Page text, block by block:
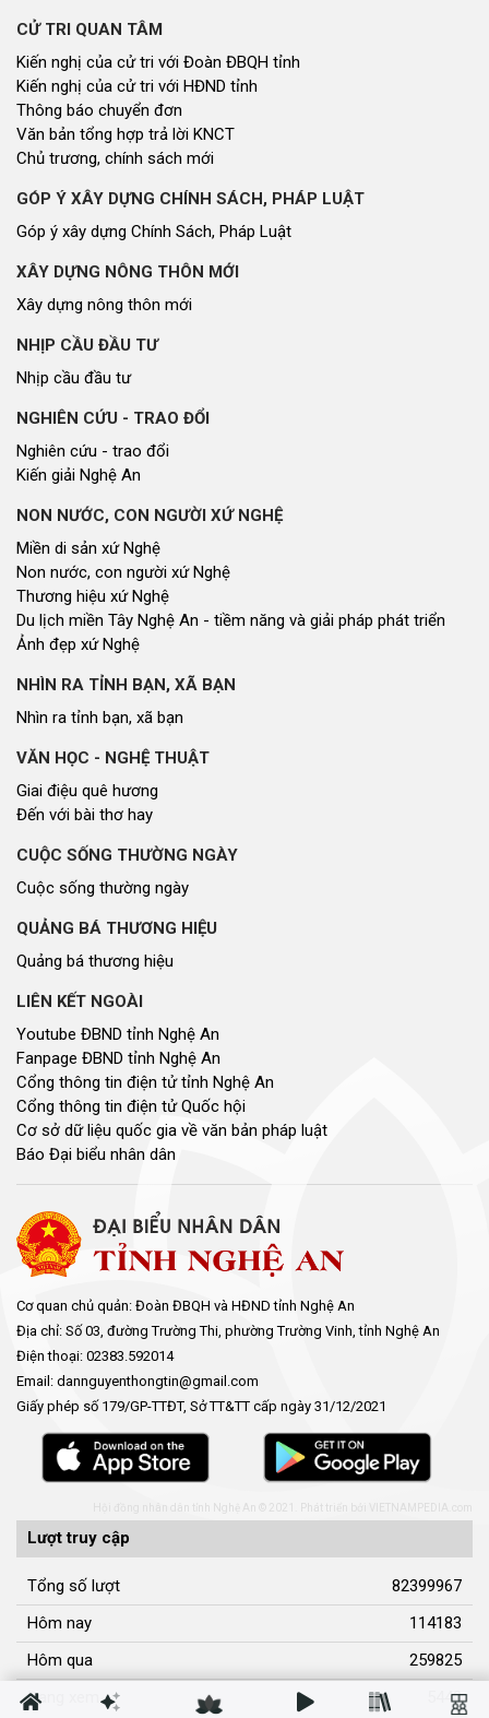
CỬ TRI QUAN TÂM
Kiến nghị của cử tri với Đoàn ĐBQH tỉnh
Kiến nghị của cử tri với HĐND tỉnh
Thông báo chuyển đơn
Văn bản tổng hợp trả lời KNCT
Chủ trương, chính sách mới
GÓP Ý XÂY DỰNG CHÍNH SÁCH, PHÁP LUẬT
Góp ý xây dựng Chính Sách, Pháp Luật
XÂY DỰNG NÔNG THÔN MỚI
Xây dựng nông thôn mới
NHỊP CẦU ĐẦU TƯ
Nhịp cầu đầu tư
NGHIÊN CỨU - TRAO ĐỔI
Nghiên cứu - trao đổi
Kiến giải Nghệ An
NON NƯỚC, CON NGƯỜI XỨ NGHỆ
Miền di sản xứ Nghệ
Non nước, con người xứ Nghệ
Thương hiệu xứ Nghệ
Du lịch miền Tây Nghệ An - tiềm năng và giải pháp phát triển
Ảnh đẹp xứ Nghệ
NHÌN RA TỈNH BẠN, XÃ BẠN
Nhìn ra tỉnh bạn, xã bạn
VĂN HỌC - NGHỆ THUẬT
Giai điệu quê hương
Đến với bài thơ hay
CUỘC SỐNG THƯỜNG NGÀY
Cuộc sống thường ngày
QUẢNG BÁ THƯƠNG HIỆU
Quảng bá thương hiệu
LIÊN KẾT NGOÀI
Youtube ĐBND tỉnh Nghệ An
Fanpage ĐBND tỉnh Nghệ An
Cổng thông tin điện tử tỉnh Nghệ An
Cổng thông tin điện tử Quốc hội
Cơ sở dữ liệu quốc gia về văn bản pháp luật
Báo Đại biểu nhân dân
Cơ quan chủ quản: Đoàn ĐBQH và HĐND tỉnh Nghệ An
Địa chỉ: Số 03, đường Trường Thi, phường Trường Vinh, tỉnh Nghệ An
Điện thoại: 02383.592014
Email: dannguyenthongtin@gmail.com
Giấy phép số 179/GP-TTĐT, Sở TT&TT cấp ngày 31/12/2021
Hội đồng nhân dân tỉnh Nghệ An © 2021. Phát triển bởi
Lượt truy cập
Tổng số lượt
82399967
Hôm nay
114183
Hôm qua
259825
Đang xem
5440